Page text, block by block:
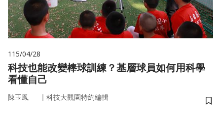
115/04/28
科技也能改變棒球訓練？基層球員如何用科學
看懂自己
陳玉鳳 ｜ 科技大觀園特約編輯
儲